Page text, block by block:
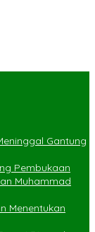
Gantung
Pembukaan
Muhammad
Menentukan